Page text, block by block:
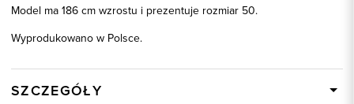
Model ma 186 cm wzrostu i prezentuje rozmiar 50.
Wyprodukowano w Polsce.
SZCZEGÓŁY